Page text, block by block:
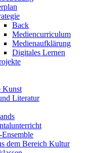
Back
Mediencurriculum
Medienaufklärung
Digitales Lernen
Kunst
Literatur
dem Bereich Kultur